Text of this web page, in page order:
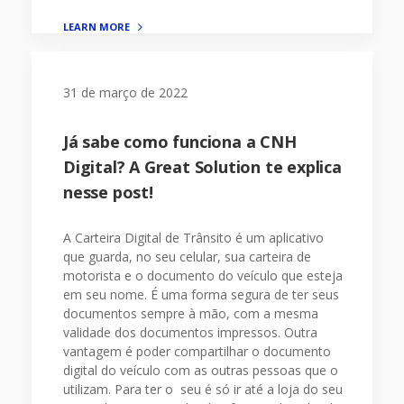
LEARN MORE
31 de março de 2022
Já sabe como funciona a CNH
Digital? A Great Solution te explica
nesse post!
A Carteira Digital de Trânsito é um aplicativo
que guarda, no seu celular, sua carteira de
motorista e o documento do veículo que esteja
em seu nome. É uma forma segura de ter seus
documentos sempre à mão, com a mesma
validade dos documentos impressos. Outra
vantagem é poder compartilhar o documento
digital do veículo com as outras pessoas que o
utilizam. Para ter o seu é só ir até a loja do seu